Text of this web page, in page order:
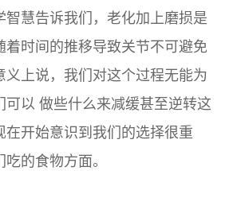
智慧告诉我们，老化加上磨损是
着时间的推移导致关节不可避免
义上说，我们对这个过程无能为
可以 做些什么来减缓甚至逆转这
在开始意识到我们的选择很重
的食物方面。